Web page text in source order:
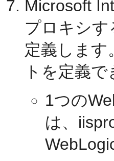
Microsoft
プロキシす
定義します
トを定義で
1つの
は、